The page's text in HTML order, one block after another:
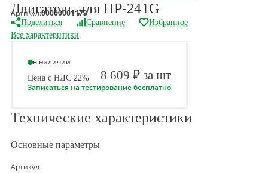
Двигатель для HP-241G
Артикул:00000001173
Поделиться Сравнение
Избранное
Все характеритики
в наличии
Цена с НДС 22% 8 609 ₽ за шт
Записаться на тестирование бесплатно
Технические характеристики
Основные параметры
Артикул